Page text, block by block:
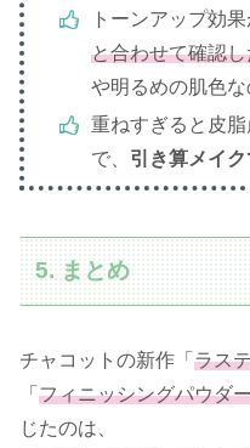
トーンアップ効果
と合わせて確認
や明るめの肌色な
重ねすぎると皮
で、 引き算メイ
5. まとめ
チャコットの新作「 ラス
「 フィニッシングパウダ
じたのは、